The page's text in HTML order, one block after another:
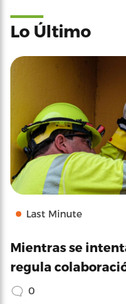
Lo Último
Last Minute
Mientras se
regula
0